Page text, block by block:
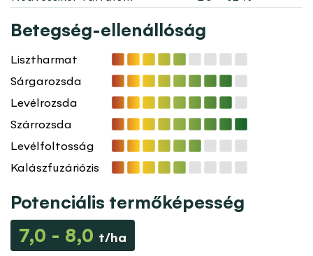
Potenciális termőképesség
7,0 - 8,0 t/ha
Betegség-ellenállóság
Lisztharmat
Sárgarozsda
Levélrozsda
Szárrozsda
Levélfoltosság
Kalászfuzáriózis